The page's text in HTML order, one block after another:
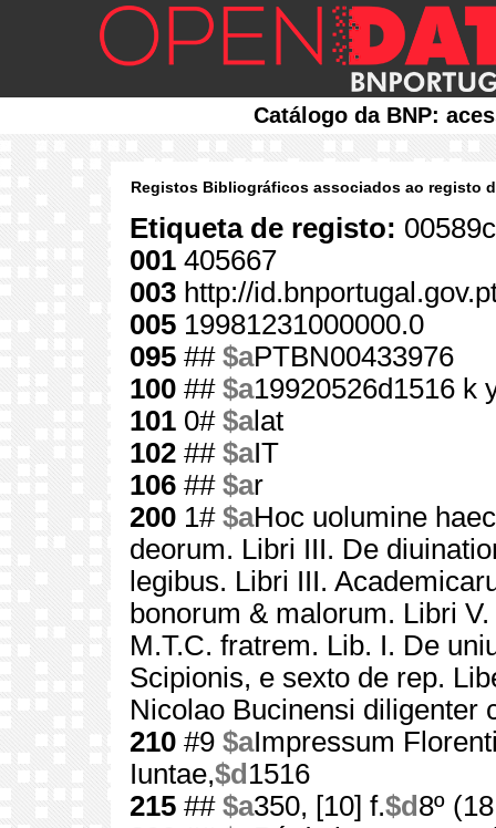
Catálogo da BNP:
Registos Bibliográficos associados ao registo
Etiqueta de registo:
001 405667
003 http://
005 19981231000000.0
095 ## $aPTBN00433976
100 ## $a19920526d1516 k
101 0# $alat
102 ## $aIT
106 ## $ar
200 1# $aHoc uolumine
deorum. Libri III. De
legibus. Libri III.
bonorum & malorum. Libri
M.T.C. fratrem. Lib. I. De
Scipionis, e sexto de rep.
Nicolao Bucinensi diligenter
210 #9 $aImpressum
Iuntae,$d 1516
215 ## $a350, [10] f.$d 8º